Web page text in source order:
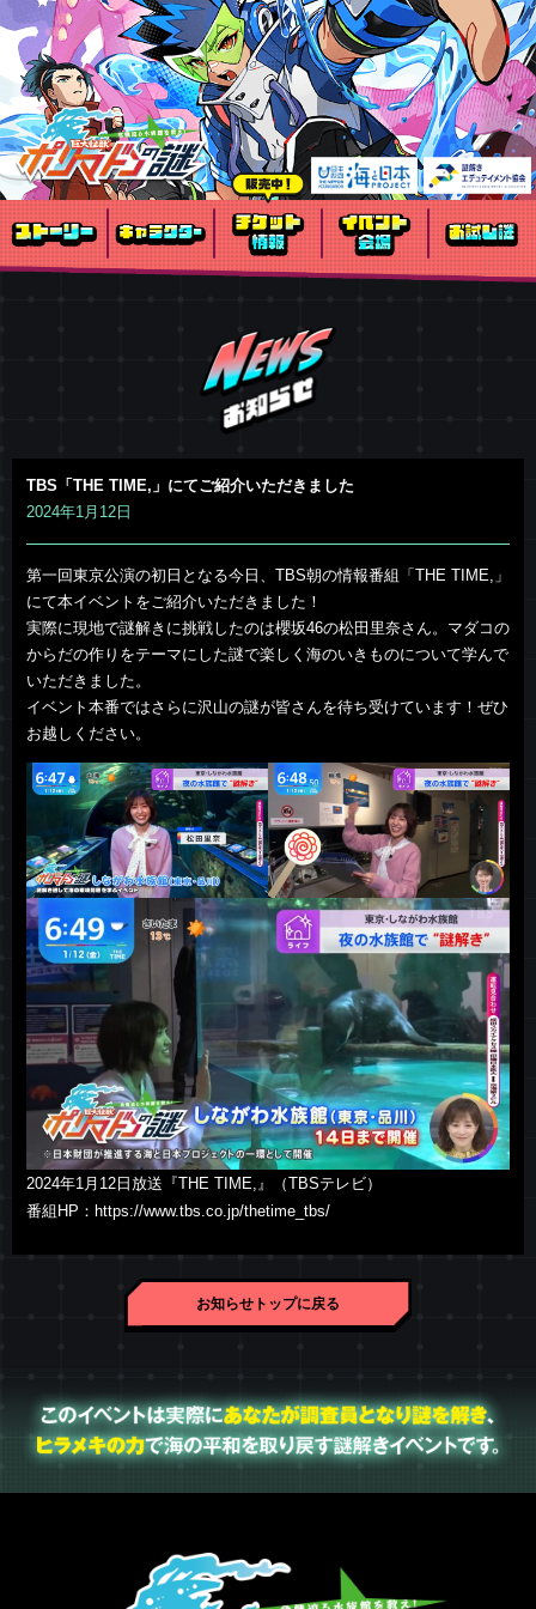
TBS「THE TIME,」にてご紹介いただきました
2024年1月12日
第一回東京公演の初日となる今日、TBS朝の情報番組「THE TIME,」
にて本イベントをご紹介いただきました！
実際に現地で謎解きに挑戦したのは櫻坂46の松田里奈さん。マダコの
からだの作りをテーマにした謎で楽しく海のいきものについて学んで
いただきました。
イベント本番ではさらに沢山の謎が皆さんを待ち受けています！ぜひ
お越しください。
2024年1月12日放送『THE TIME,』（TBSテレビ）
番組HP：https://www.tbs.co.jp/thetime_tbs/
お知らせトップに戻る